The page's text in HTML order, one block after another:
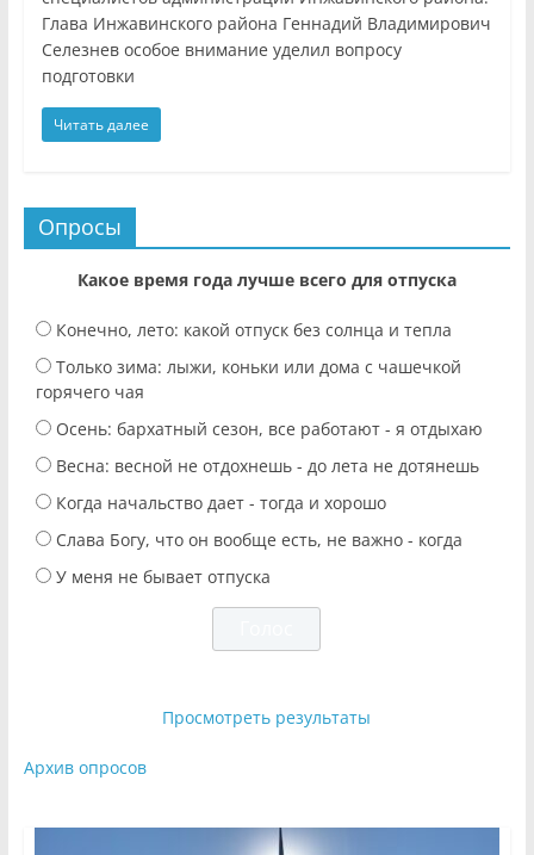
Глава Инжавинского района Геннадий Владимирович
Селезнев особое внимание уделил вопросу
подготовки
Читать далее
Опросы
Какое время года лучше всего для отпуска
Конечно, лето: какой отпуск без солнца и тепла
Только зима: лыжи, коньки или дома с чашечкой
горячего чая
Осень: бархатный сезон, все работают - я отдыхаю
Весна: весной не отдохнешь - до лета не дотянешь
Когда начальство дает - тогда и хорошо
Слава Богу, что он вообще есть, не важно - когда
У меня не бывает отпуска
Просмотреть результаты
Архив опросов